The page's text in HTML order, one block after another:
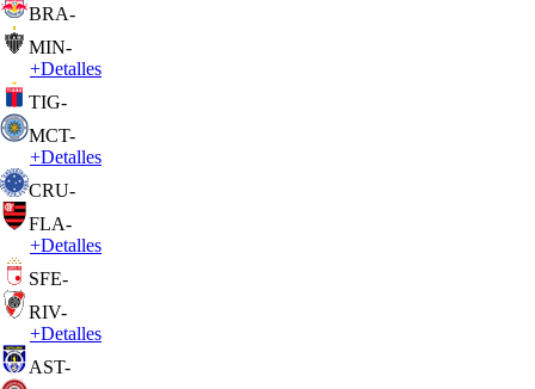
BRA-
MIN-
+Detalles
TIG-
MCT-
+Detalles
CRU-
FLA-
+Detalles
SFE-
RIV-
+Detalles
AST-